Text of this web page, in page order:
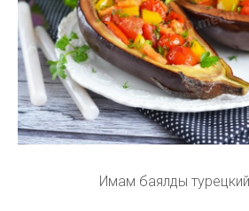
Имам баялды